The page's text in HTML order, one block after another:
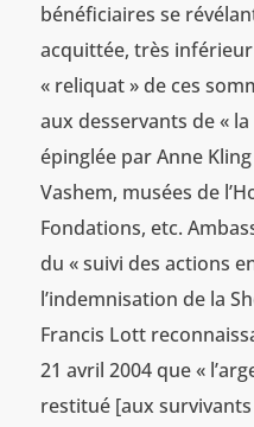
bénéficiaires se
acquittée, très
« reliquat » de ces
aux desservants de «
épinglée par Anne
Vashem, musées de
Fondations, etc.
du « suivi des actions
l’indemnisation de la
Francis Lott
21 avril 2004 que «
restitué [aux